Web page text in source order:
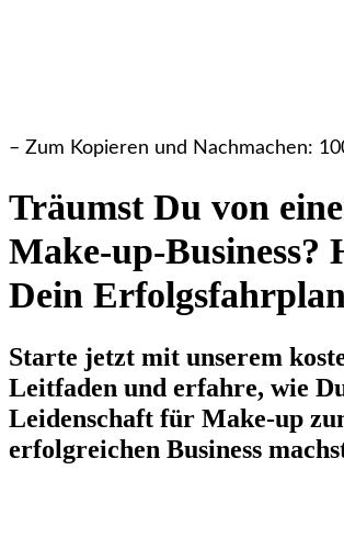
– Zum Kopieren und Nachmachen:
Träumst Du von
Make-up-Business?
Dein Erfolgsfahrplan
Starte jetzt mit unserem
Leitfaden und erfahre, wie
Leidenschaft für Make-up
erfolgreichen Business